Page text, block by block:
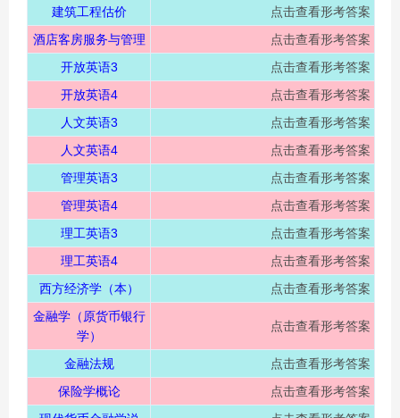
建筑工程估价
点击查看形考答案
酒店客房服务与管理
点击查看形考答案
开放英语3
点击查看形考答案
开放英语4
点击查看形考答案
人文英语3
点击查看形考答案
人文英语4
点击查看形考答案
管理英语3
点击查看形考答案
管理英语4
点击查看形考答案
理工英语3
点击查看形考答案
理工英语4
点击查看形考答案
西方经济学（本）
点击查看形考答案
金融学（原货币银行
学）
点击查看形考答案
金融法规
点击查看形考答案
保险学概论
点击查看形考答案